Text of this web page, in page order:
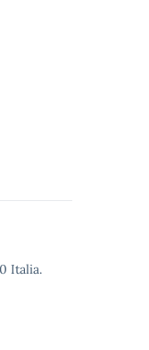
Italia.